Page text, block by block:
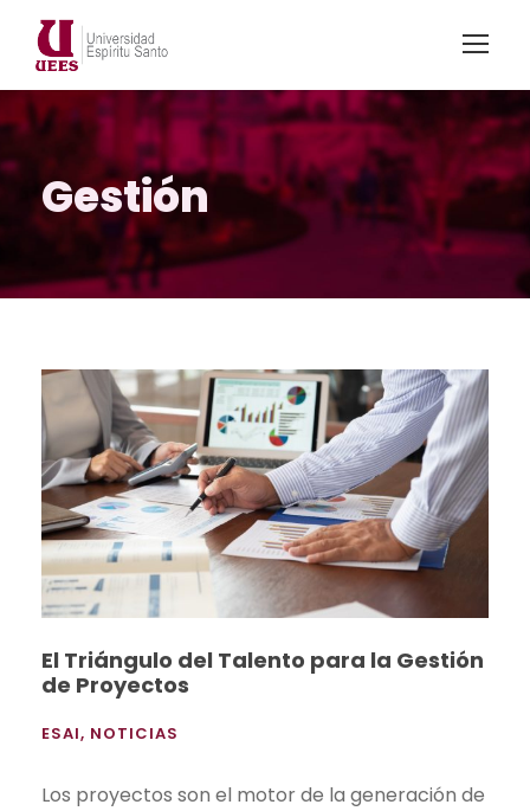
Gestión
El Triángulo del Talento para la Gestión
de Proyectos
ESAI, NOTICIAS
Los proyectos son el motor de la generación de